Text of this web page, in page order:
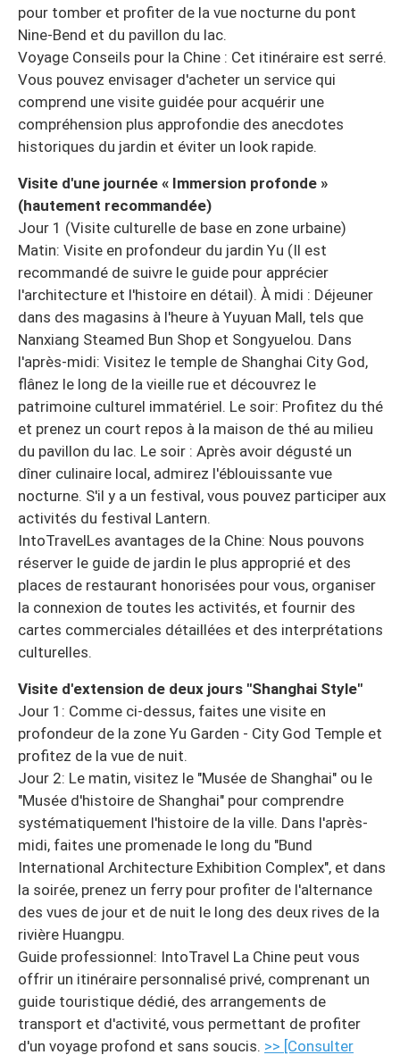
pour tomber et profiter de la vue nocturne du pont
Nine-Bend et du pavillon du lac.
Voyage Conseils pour la Chine : Cet itinéraire est serré.
Vous pouvez envisager d'acheter un service qui
comprend une visite guidée pour acquérir une
compréhension plus approfondie des anecdotes
historiques du jardin et éviter un look rapide.
Visite d'une journée « Immersion profonde »
(hautement recommandée)
Jour 1 (Visite culturelle de base en zone urbaine)
Matin: Visite en profondeur du jardin Yu (Il est
recommandé de suivre le guide pour apprécier
l'architecture et l'histoire en détail). À midi : Déjeuner
dans des magasins à l'heure à Yuyuan Mall, tels que
Nanxiang Steamed Bun Shop et Songyuelou. Dans
l'après-midi: Visitez le temple de Shanghai City God,
flânez le long de la vieille rue et découvrez le
patrimoine culturel immatériel. Le soir: Profitez du thé
et prenez un court repos à la maison de thé au milieu
du pavillon du lac. Le soir : Après avoir dégusté un
dîner culinaire local, admirez l'éblouissante vue
nocturne. S'il y a un festival, vous pouvez participer aux
activités du festival Lantern.
IntoTravelLes avantages de la Chine: Nous pouvons
réserver le guide de jardin le plus approprié et des
places de restaurant honorisées pour vous, organiser
la connexion de toutes les activités, et fournir des
cartes commerciales détaillées et des interprétations
culturelles.
Visite d'extension de deux jours "Shanghai Style"
Jour 1: Comme ci-dessus, faites une visite en
profondeur de la zone Yu Garden - City God Temple et
profitez de la vue de nuit.
Jour 2: Le matin, visitez le "Musée de Shanghai" ou le
"Musée d'histoire de Shanghai" pour comprendre
systématiquement l'histoire de la ville. Dans l'après-
midi, faites une promenade le long du "Bund
International Architecture Exhibition Complex", et dans
la soirée, prenez un ferry pour profiter de l'alternance
des vues de jour et de nuit le long des deux rives de la
rivière Huangpu.
Guide professionnel: IntoTravel La Chine peut vous
offrir un itinéraire personnalisé privé, comprenant un
guide touristique dédié, des arrangements de
transport et d'activité, vous permettant de profiter
d'un voyage profond et sans soucis. >> [Consulter